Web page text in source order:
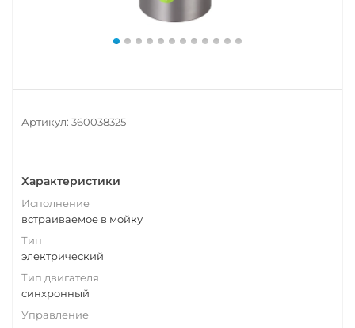
Артикул: 360038325
Характеристики
Исполнение
встраиваемое в мойку
Тип
электрический
Тип двигателя
синхронный
Управление